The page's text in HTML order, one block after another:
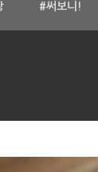
#써보니!